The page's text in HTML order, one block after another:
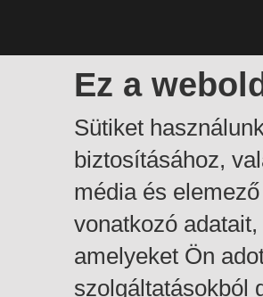
Ez a
Sütiket
biztosításához,
média és
vonatkozó
amelyeket Ön
szolgáltatásokból